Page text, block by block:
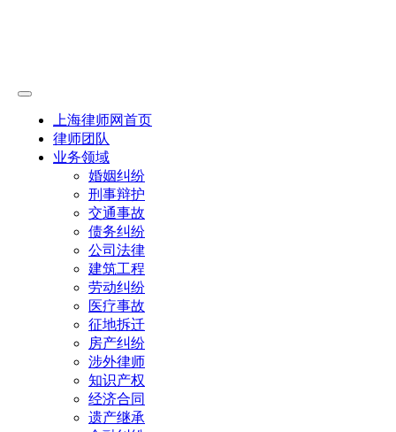
上海律师网首页
律师团队
业务领域
婚姻纠纷
刑事辩护
交通事故
债务纠纷
公司法律
建筑工程
劳动纠纷
医疗事故
征地拆迁
房产纠纷
涉外律师
知识产权
经济合同
遗产继承